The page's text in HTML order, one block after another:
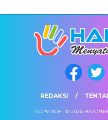
REDAKSI
COPYRIGHT © 2026